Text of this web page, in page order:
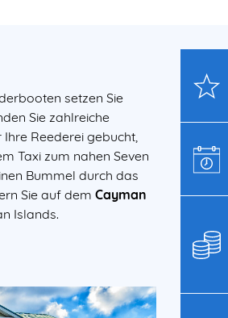
setzen Sie
Sie zahlreiche
Reederei gebucht,
Taxi zum nahen Seven
Bummel durch das
Sie auf dem Cayman
Islands.